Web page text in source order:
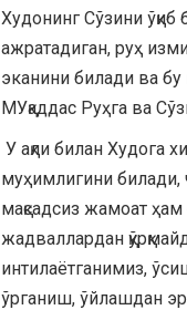
Худонинг Сўзини ўқиб
ажратадиган, руҳ
эканини билади ва
МУқаддас Руҳга ва
У ақли билан Худога
муҳимлигини билади,
мақсадсиз жамоат
жадваллардан
интилаётганимиз,
ўрганиш, ўйлашдан